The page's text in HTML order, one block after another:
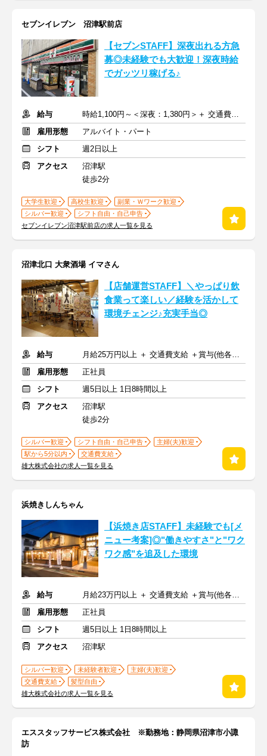
セブンイレブン 沼津駅前店
【セブンSTAFF】深夜出れる方急
募◎未経験でも大歓迎！深夜時給
でガッツリ稼げる♪
給与
時給1,100円～＜深夜：1,380円＞＋ 交通費規定支給
雇用形態
アルバイト・パート
シフト
週2日以上
アクセス
沼津駅
徒歩2分
大学生歓迎 高校生歓迎
副業・Ｗワーク歓迎
シルバー歓迎
シフト自由・自己申告
セブンイレブン沼津駅前店の求人一覧を見る
沼津北口 大衆酒場 イマさん
【店舗運営STAFF】＼やっぱり飲
食業って楽しい／経験を活かして
環境チェンジ♪充実手当◎
給与
月給25万円以上 ＋ 交通費支給 ＋賞与(他各種手当)
雇用形態
正社員
シフト
週5日以上 1日8時間以上
アクセス
沼津駅
徒歩2分
シルバー歓迎 シフト自由・自己申告
主婦(夫)歓迎
駅から5分以内
交通費支給
雄大株式会社の求人一覧を見る
浜焼きしんちゃん
【浜焼き店STAFF】未経験でも[メ
ニュー考案]◎"働きやすさ"と"ワク
ワク感"を追及した環境
給与
月給23万円以上 ＋ 交通費支給 ＋賞与(他各種手当)
雇用形態
正社員
シフト
週5日以上 1日8時間以上
アクセス
沼津駅
シルバー歓迎 未経験者歓迎
主婦(夫)歓迎
交通費支給
髪型自由
雄大株式会社の求人一覧を見る
エススタッフサービス株式会社 ※勤務地：静岡県沼津市小諏
訪